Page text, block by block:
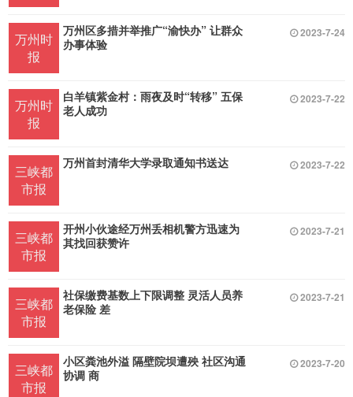
万州时
报
万州区多措并举推广“渝快办” 让群众
办事体验
2023-7-24
万州时
报
白羊镇紫金村：雨夜及时“转移” 五保
老人成功
2023-7-22
三峡都
市报
万州首封清华大学录取通知书送达 2023-7-22
三峡都
市报
开州小伙途经万州丢相机警方迅速为
其找回获赞许
2023-7-21
三峡都
市报
社保缴费基数上下限调整 灵活人员养
老保险 差
2023-7-21
三峡都
市报
小区粪池外溢 隔壁院坝遭殃 社区沟通
协调 商
2023-7-20